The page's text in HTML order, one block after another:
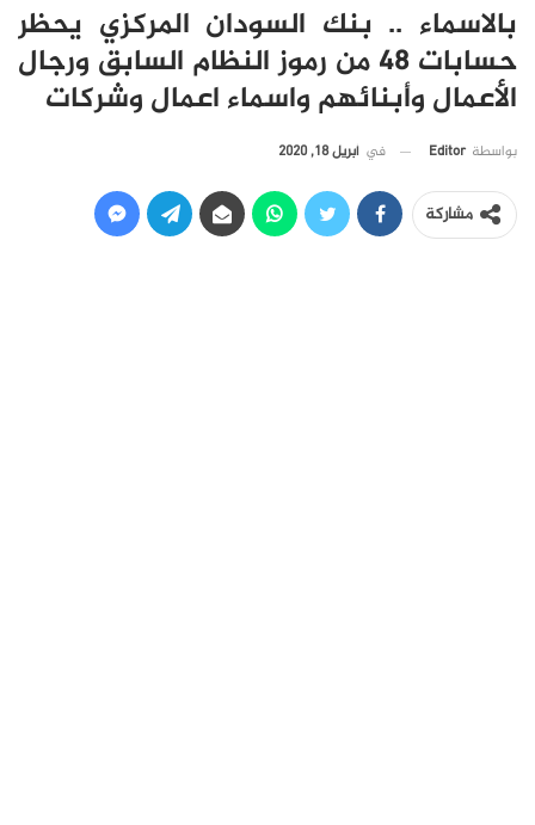
بالاسماء .. بنك السودان المركزي يحظر
حسابات 48 من رموز النظام السابق ورجال
الأعمال وأبنائهم واسماء اعمال وشركات
بواسطة Editor في أبريل 18, 2020
مشاركة